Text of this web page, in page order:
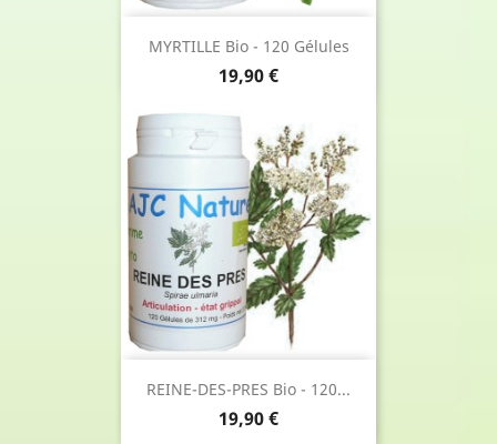
MYRTILLE Bio - 120 Gélules
Prix
19,90 €
REINE-DES-PRES Bio - 120...
Prix
19,90 €